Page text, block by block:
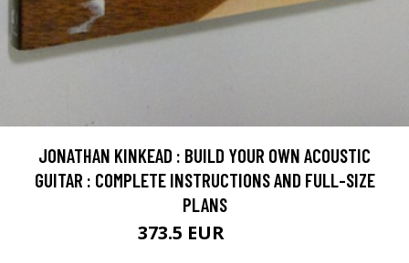
JONATHAN KINKEAD : BUILD YOUR OWN ACOUSTIC
GUITAR : COMPLETE INSTRUCTIONS AND FULL-SIZE
PLANS
373.5 EUR